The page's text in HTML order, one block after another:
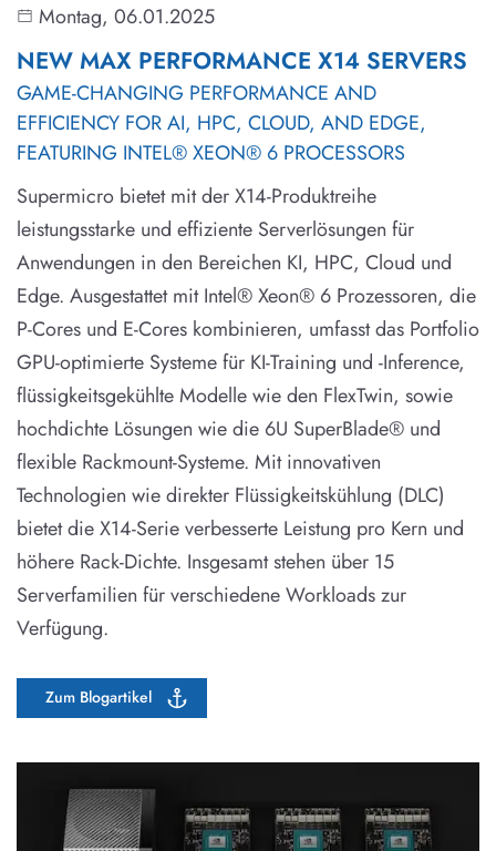
Montag, 06.01.2025
NEW MAX PERFORMANCE X14 SERVERS
GAME-CHANGING PERFORMANCE AND
EFFICIENCY FOR AI, HPC, CLOUD, AND EDGE,
FEATURING INTEL® XEON® 6 PROCESSORS
Supermicro bietet mit der X14-Produktreihe
leistungsstarke und effiziente Serverlösungen für
Anwendungen in den Bereichen KI, HPC, Cloud und
Edge. Ausgestattet mit Intel® Xeon® 6 Prozessoren, die
P-Cores und E-Cores kombinieren, umfasst das Portfolio
GPU-optimierte Systeme für KI-Training und -Inference,
flüssigkeitsgekühlte Modelle wie den FlexTwin, sowie
hochdichte Lösungen wie die 6U SuperBlade® und
flexible Rackmount-Systeme. Mit innovativen
Technologien wie direkter Flüssigkeitskühlung (DLC)
bietet die X14-Serie verbesserte Leistung pro Kern und
höhere Rack-Dichte. Insgesamt stehen über 15
Serverfamilien für verschiedene Workloads zur
Verfügung.
Zum Blogartikel